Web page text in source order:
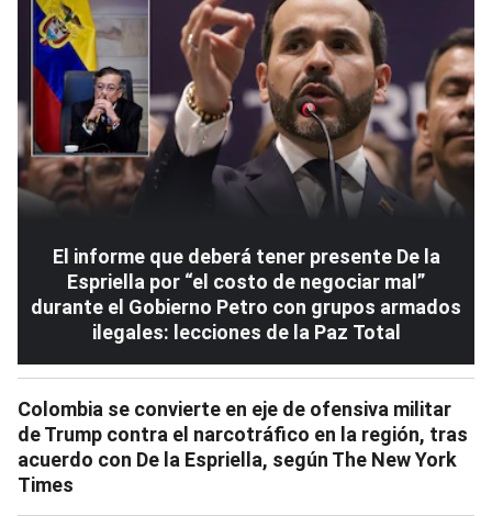
El informe que deberá tener presente De la
Espriella por “el costo de negociar mal”
durante el Gobierno Petro con grupos armados
ilegales: lecciones de la Paz Total
Colombia se convierte en eje de ofensiva militar
de Trump contra el narcotráfico en la región, tras
acuerdo con De la Espriella, según The New York
Times